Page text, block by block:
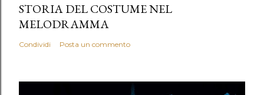
STORIA DEL COSTUME NEL
MELODRAMMA
Condividi Posta un commento